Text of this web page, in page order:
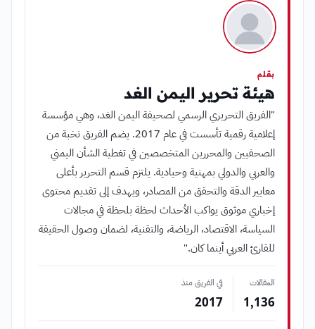
بقلم
هيئة تحرير اليمن الغد
"الفريق التحريري الرسمي لصحيفة اليمن الغد، وهي مؤسسة
إعلامية رقمية تأسست في عام 2017. يضم الفريق نخبة من
الصحفيين والمحررين المتخصصين في تغطية الشأن اليمني
والعربي والدولي بمهنية وحيادية. يلتزم قسم التحرير بأعلى
معايير الدقة والتحقق من المصادر، ويهدف إلى تقديم محتوى
إخباري موثوق يواكب الأحداث لحظة بلحظة في مجالات
السياسة، الاقتصاد، الرياضة، والتقنية، لضمان وصول الحقيقة
للقارئ العربي أينما كان."
المقالات
1٬136
في الفريق منذ
2017